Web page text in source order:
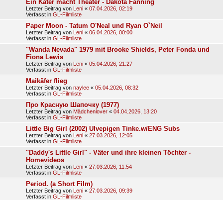
Ein Kater macht Theater - Dakota Fanning
Letzter Beitrag von Leni « 07.04.2026, 02:19
Verfasst in GL-Filmliste
Paper Moon - Tatum O'Neal und Ryan O`Neil
Letzter Beitrag von Leni « 06.04.2026, 00:00
Verfasst in GL-Filmliste
"Wanda Nevada" 1979 mit Brooke Shields, Peter Fonda und
Fiona Lewis
Letzter Beitrag von Leni « 05.04.2026, 21:27
Verfasst in GL-Filmliste
Maikäfer flieg
Letzter Beitrag von naylee « 05.04.2026, 08:32
Verfasst in GL-Filmliste
Про Красную Шапочку (1977)
Letzter Beitrag von Mädchenlover « 04.04.2026, 13:20
Verfasst in GL-Filmliste
Little Big Girl (2002) Ulvepigen Tinke.w/ENG Subs
Letzter Beitrag von Leni « 27.03.2026, 12:05
Verfasst in GL-Filmliste
"Daddy's Little Girl" - Väter und ihre kleinen Töchter -
Homevideos
Letzter Beitrag von Leni « 27.03.2026, 11:54
Verfasst in GL-Filmliste
Period. (a Short Film)
Letzter Beitrag von Leni « 27.03.2026, 09:39
Verfasst in GL-Filmliste